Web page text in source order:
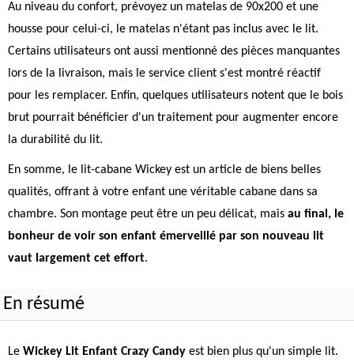
Au niveau du confort, prévoyez un matelas de 90x200 et une
housse pour celui-ci, le matelas n'étant pas inclus avec le lit.
Certains utilisateurs ont aussi mentionné des pièces manquantes
lors de la livraison, mais le service client s'est montré réactif
pour les remplacer. Enfin, quelques utilisateurs notent que le bois
brut pourrait bénéficier d'un traitement pour augmenter encore
la durabilité du lit.
En somme, le lit-cabane Wickey est un article de biens belles
qualités, offrant à votre enfant une véritable cabane dans sa
chambre. Son montage peut être un peu délicat, mais au final, le
bonheur de voir son enfant émerveillé par son nouveau lit
vaut largement cet effort.
En résumé
Le Wickey Lit Enfant Crazy Candy est bien plus qu'un simple lit.